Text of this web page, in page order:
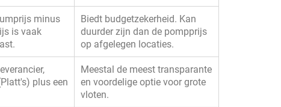
minus
is vaak
Biedt budgetzekerheid. Kan
duurder zijn dan de pompprijs
op afgelegen locaties.
plus een
Meestal de meest transparante
en voordelige optie voor grote
vloten.